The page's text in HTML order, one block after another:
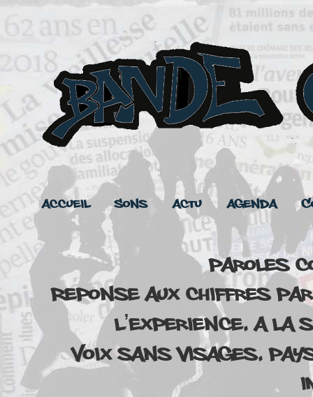
Accueil Sons Actu Agenda
Paroles
Reponse aux chiffres
l’experience. A la
Voix sans visages.